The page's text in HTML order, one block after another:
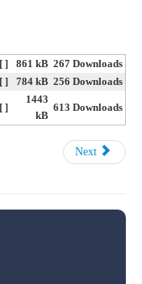
[ ] 861 kB 267 Downloads
[ ] 784 kB 256 Downloads
[ ]
1443
kB
613 Downloads
Next